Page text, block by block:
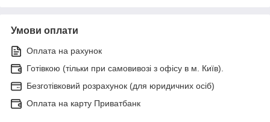
Умови оплати
Оплата на рахунок
Готівкою (тільки при самовивозі з офісу в м. Київ).
Безготівковий розрахунок (для юридичних осіб)
Оплата на карту Приватбанк